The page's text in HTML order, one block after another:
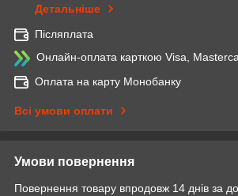
Детальніше
Післяплата
Онлайн-оплата карткою Visa,
Оплата на карту Монобанку
Всі умови оплати
Умови повернення
Повернення товару впродовж 14 днів за